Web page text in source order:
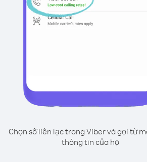
Chọn số liên lạc trong Viber và gọi từ
thông tin của họ